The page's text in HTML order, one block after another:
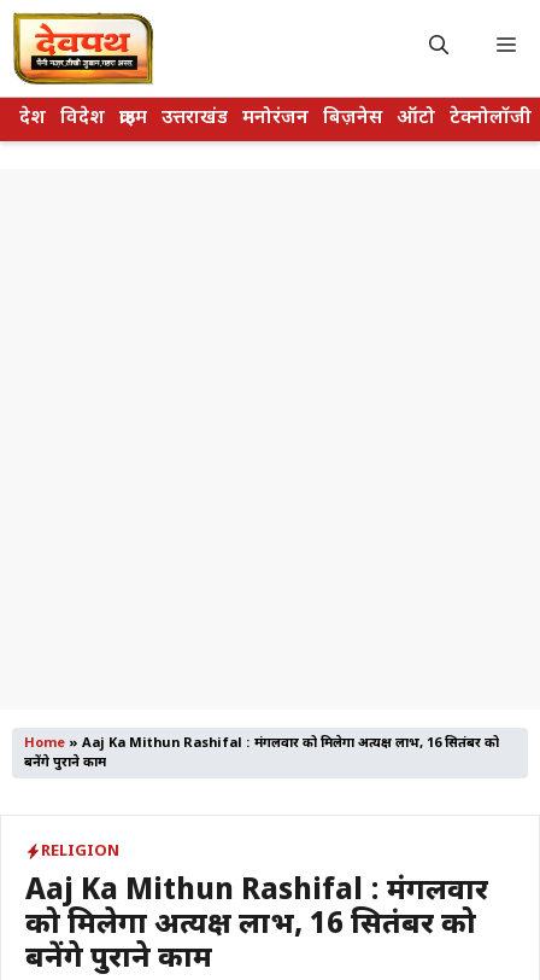
Skip
to
content
देश विदेश क्राइम उत्तराखंड मनोरंजन बिज़नेस ऑटो टेक्नोलॉजी
Home » Aaj Ka Mithun Rashifal : मंगलवार को मिलेगा अप्रत्यक्ष लाभ, 16 सितंबर को
बनेंगे पुराने काम
RELIGION
Aaj Ka Mithun Rashifal : मंगलवार
को मिलेगा अप्रत्यक्ष लाभ, 16 सितंबर को
बनेंगे पुराने काम